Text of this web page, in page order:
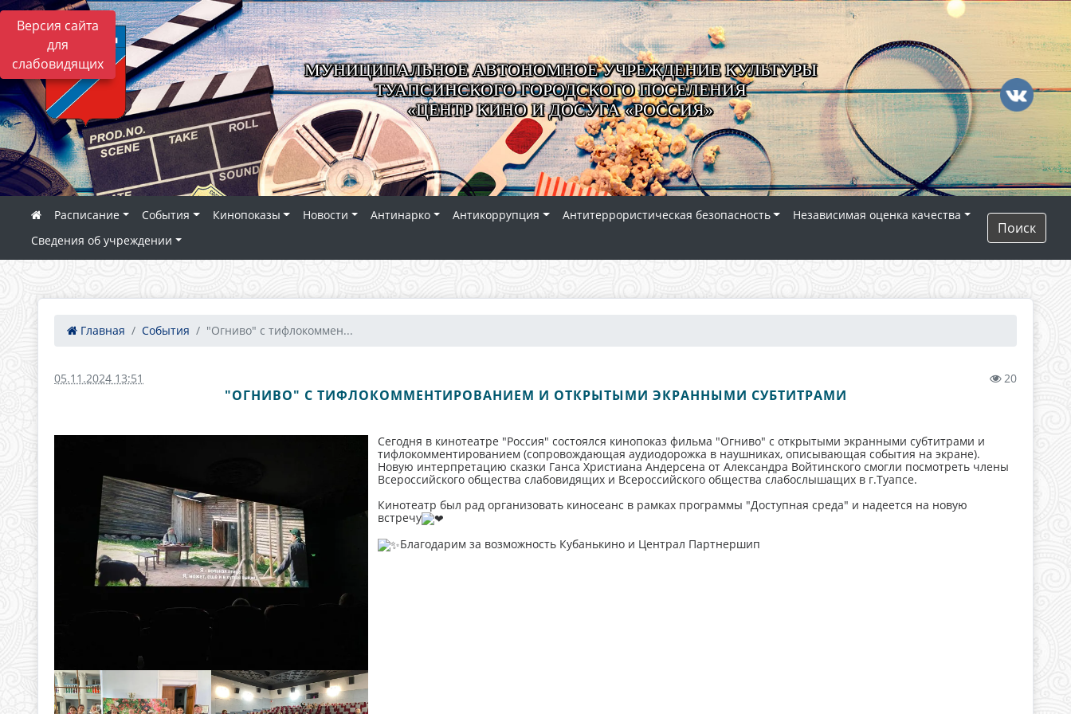
Версия сайта
для
слабовидящих
МУНИЦИПАЛЬНОЕ АВТОНОМНОЕ УЧРЕЖДЕНИЕ КУЛЬТУРЫ
ТУАПСИНСКОГО ГОРОДСКОГО ПОСЕЛЕНИЯ
«ЦЕНТР КИНО И ДОСУГА «РОССИЯ»
Расписание События Кинопоказы Новости Антинарко Антикоррупция Антитеррористическая безопасность
Независимая оценка качества
Сведения об учреждении
Поиск
Главная События "Огниво" с тифлокоммен...
05.11.2024 13:51 20
"ОГНИВО" С ТИФЛОКОММЕНТИРОВАНИЕМ И ОТКРЫТЫМИ ЭКРАННЫМИ СУБТИТРАМИ
Сегодня в кинотеатре "Россия" состоялся кинопоказ фильма "Огниво" с открытыми экранными субтитрами и
тифлокомментированием (сопровождающая аудиодорожка в наушниках, описывающая события на экране).
Новую интерпретацию сказки Ганса Христиана Андерсена от Александра Войтинского смогли посмотреть члены
Всероссийского общества слабовидящих и Всероссийского общества слабослышащих в г.Туапсе.
Кинотеатр был рад организовать киносеанс в рамках программы "Доступная среда" и надеется на новую
встречу
Благодарим за возможность Кубанькино и Централ Партнершип